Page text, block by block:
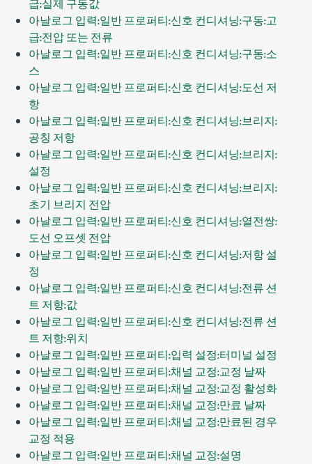
급:실제 구동값
아날로그 입력:일반 프로퍼티:신호 컨디셔닝:구동:고
급:전압 또는 전류
아날로그 입력:일반 프로퍼티:신호 컨디셔닝:구동:소
스
아날로그 입력:일반 프로퍼티:신호 컨디셔닝:도선 저
항
아날로그 입력:일반 프로퍼티:신호 컨디셔닝:브리지:
공칭 저항
아날로그 입력:일반 프로퍼티:신호 컨디셔닝:브리지:
설정
아날로그 입력:일반 프로퍼티:신호 컨디셔닝:브리지:
초기 브리지 전압
아날로그 입력:일반 프로퍼티:신호 컨디셔닝:열전쌍:
도선 오프셋 전압
아날로그 입력:일반 프로퍼티:신호 컨디셔닝:저항 설
정
아날로그 입력:일반 프로퍼티:신호 컨디셔닝:전류 션
트 저항:값
아날로그 입력:일반 프로퍼티:신호 컨디셔닝:전류 션
트 저항:위치
아날로그 입력:일반 프로퍼티:입력 설정:터미널 설정
아날로그 입력:일반 프로퍼티:채널 교정:교정 날짜
아날로그 입력:일반 프로퍼티:채널 교정:교정 활성화
아날로그 입력:일반 프로퍼티:채널 교정:만료 날짜
아날로그 입력:일반 프로퍼티:채널 교정:만료된 경우
교정 적용
아날로그 입력:일반 프로퍼티:채널 교정:설명